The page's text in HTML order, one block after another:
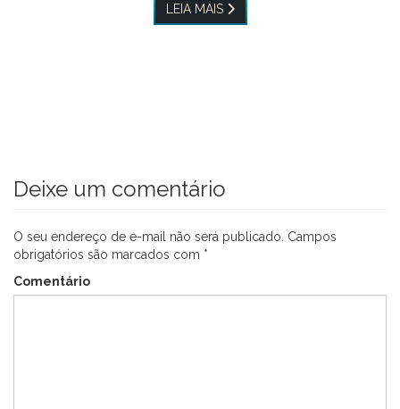
LEIA MAIS
Deixe um comentário
O seu endereço de e-mail não será publicado. Campos
obrigatórios são marcados com *
Comentário